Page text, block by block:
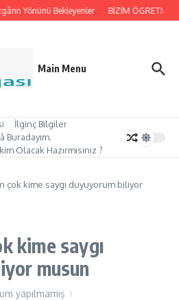
Yönünü Bekleyenler BİZİM
Main Menu
İlginç Bilgiler
Buradayım.
Olacak Hazırmısınız ?
çok kime saygı duyuyorum biliyor
kime saygı
musun
yapılmamış